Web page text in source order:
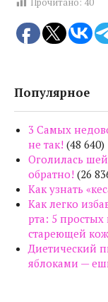
Популярное
3 Самых
не так! (48 640)
Оголилась
обратно! (26
Как узнать
Как легко
рта: 5 простых
стареющей
Диетический
яблоками —